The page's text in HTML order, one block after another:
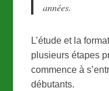
années.
L’étude et la
plusieurs étapes
commence à
débutants.